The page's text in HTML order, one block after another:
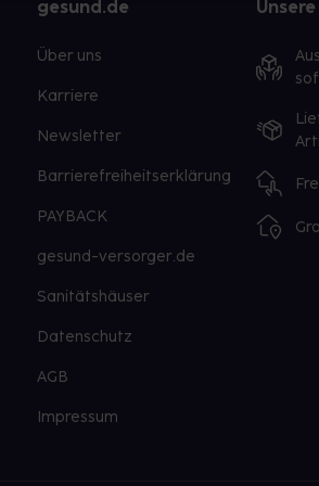
gesund.de
Über uns
Karriere
Newsletter
Barrierefreiheitserklärung
PAYBACK
gesund-versorger.de
Sanitätshäuser
Datenschutz
AGB
Impressum